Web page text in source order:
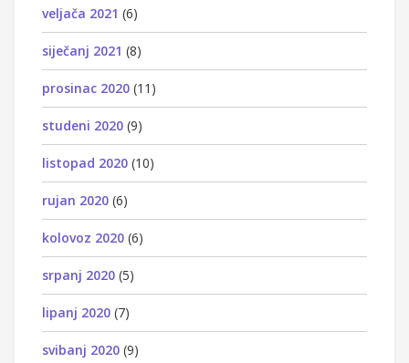
veljača 2021 (6)
siječanj 2021 (8)
prosinac 2020 (11)
studeni 2020 (9)
listopad 2020 (10)
rujan 2020 (6)
kolovoz 2020 (6)
srpanj 2020 (5)
lipanj 2020 (7)
svibanj 2020 (9)